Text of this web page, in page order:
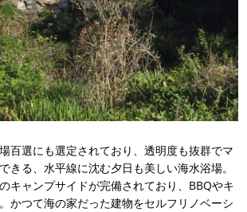
百選にも選定されており、透明度も抜群でマ
きる、水平線に沈む夕日も美しい海水浴場。
キャンプサイドが完備されており、BBQやキ
かつて海の家だった建物をセルフリノベーシ